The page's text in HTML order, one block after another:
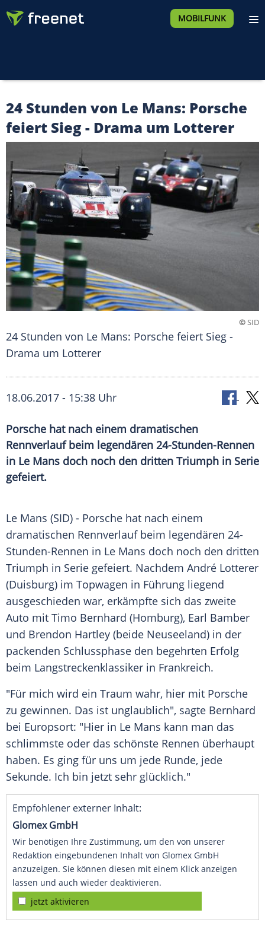
MOBILFUNK
24 Stunden von Le Mans: Porsche
feiert Sieg - Drama um Lotterer
©SID
24 Stunden von Le Mans: Porsche feiert Sieg -
Drama um Lotterer
18.06.2017 - 15:38 Uhr
Porsche hat nach einem dramatischen
Rennverlauf beim legendären 24-Stunden-Rennen
in Le Mans doch noch den dritten Triumph in Serie
gefeiert.
Le Mans (SID) - Porsche hat nach einem
dramatischen Rennverlaufbeim legendären 24-
Stunden-Rennen in Le Mans doch noch den dritten
Triumph in Serie gefeiert. Nachdem André Lotterer
(Duisburg) im Topwagen in Führung liegend
ausgeschieden war, erkämpfte sich das zweite
Auto mit Timo Bernhard (Homburg), Earl Bamber
und Brendon Hartley (beide Neuseeland) in der
packenden Schlussphase den begehrten Erfolg
beim Langstreckenklassiker in Frankreich.
"Für mich wird ein Traum wahr, hier mit Porsche
zu gewinnen. Das ist unglaublich", sagte Bernhard
bei Europsort: "Hier in Le Mans kann man das
schlimmste oder das schönste Rennen überhaupt
haben. Es ging für uns um jede Runde, jede
Sekunde. Ich bin jetzt sehr glücklich."
Empfohlener externer Inhalt:
Glomex GmbH
Wir benötigen Ihre Zustimmung, um den von unserer
Redaktion eingebundenen Inhalt von Glomex GmbH
anzuzeigen. Sie können diesen mit einem Klick anzeigen
lassen und auch wieder deaktivieren.
jetzt aktivieren